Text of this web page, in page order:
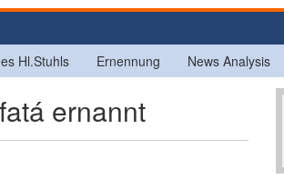
Hl.Stuhls Ernennung News Analysis
ernannt